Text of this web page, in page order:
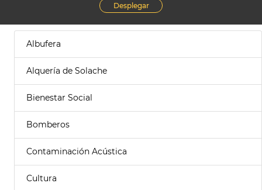
Desplegar
Albufera
Alquería de Solache
Bienestar Social
Bomberos
Contaminación Acústica
Cultura